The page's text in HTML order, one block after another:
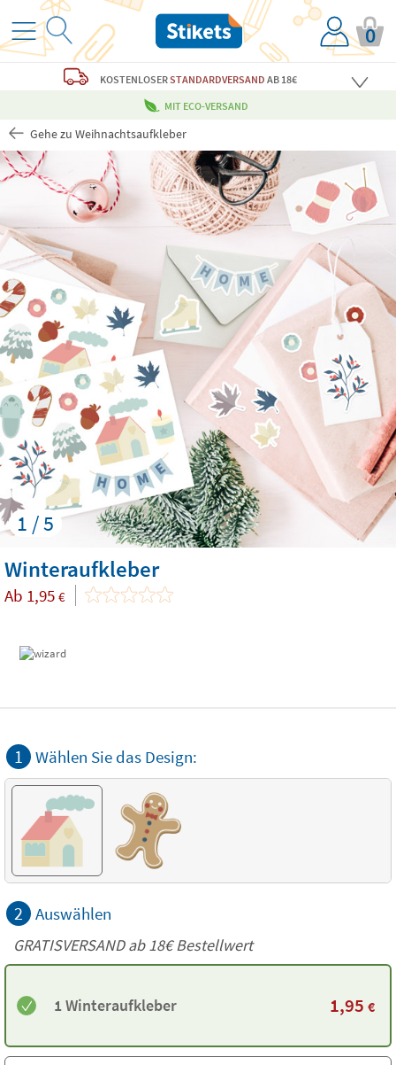
0
KOSTENLOSERSTANDARDVERSAND AB 18€
MIT ECO-VERSAND
Gehe zu Weihnachtsaufkleber
1 / 5
Winteraufkleber
Ab 1,95 €
1 Wählen Sie das Design:
2 Auswählen
GRATISVERSAND ab 18€Bestellwert
1 Winteraufkleber 1,95 €